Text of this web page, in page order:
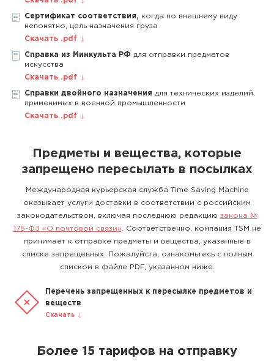
Сертификат соответствия, когда по внешнему виду
непонятно, цель назначения груза
Скачать .pdf
Справка из Минкульта РФ для отправки предметов
искусства
Скачать .pdf
Справки двойного назначения для технических изделий,
применимых в военной промышленности
Скачать .pdf
Предметы и вещества, которые
запрещено пересылать в посылках
Международная курьерская служба Time Saving Machine
оказывает услуги доставки в соответствии с российским
законодательством, включая последнюю редакцию закона №
176-ФЗ «О почтовой связи» . Соответственно, компания TSM не
принимает к отправке предметы и вещества, указанные в
списке запрещенных. Пожалуйста, ознакомьтесь с полным
списком в файле PDF, указанном ниже.
Перечень запрещенных к пересылке предметов и
веществ
Скачать
Более 15 тарифов на отправку